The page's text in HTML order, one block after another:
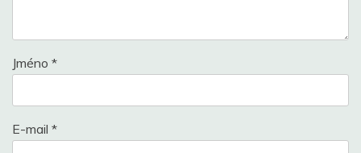
Jméno *
E-mail *